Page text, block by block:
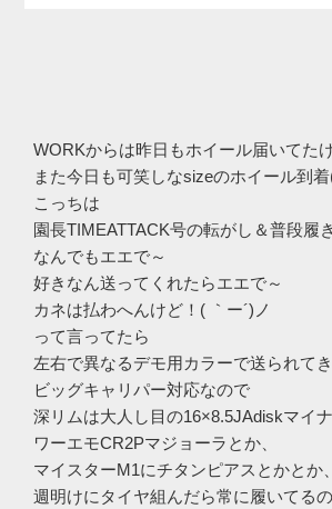
WORKからは昨日もホイール届いてた
また今日も可笑しなsizeのホイール到
こっちは
園長TIMEATTACK号の転がし＆普段履き
なんでもエエで～
好きなん送ってくれたらエエで～
カネは払わへんけど！( ｀ー´)ノ
って言ってたら
左右で異なるデモ用カラーで送られて
ビッグキャリパー対応なので
深リムは大人し目の16×8.5JAdiskマイナ
ワーエモCR2Pマジョーラとか、
マイスターM1にチタンピアスとかとか
週明けにタイヤ組んだら常に履いてる